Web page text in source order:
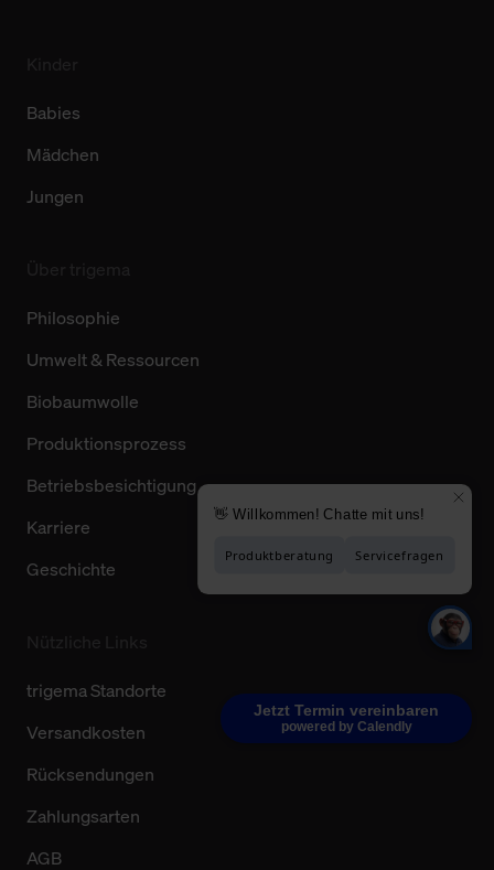
Jetzt Termin vereinbaren
powered by Calendly
Babies
Mädchen
Jungen
Philosophie
Umwelt & Ressourcen
Biobaumwolle
Produktionsprozess
Betriebsbesichtigung
Karriere
Geschichte
trigema Standorte
Versandkosten
Rücksendungen
Zahlungsarten
AGB